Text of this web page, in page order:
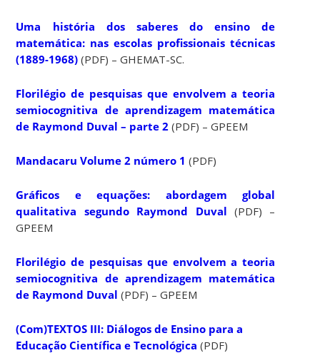
Uma história dos saberes do ensino de
matemática: nas escolas profissionais técnicas
(1889-1968) (PDF) – GHEMAT-SC.
Florilégio de pesquisas que envolvem a teoria
semiocognitiva de aprendizagem matemática
de Raymond Duval – parte 2 (PDF) – GPEEM
Mandacaru Volume 2 número 1 (PDF)
Gráficos e equações: abordagem global
qualitativa segundo Raymond Duval (PDF) –
GPEEM
Florilégio de pesquisas que envolvem a teoria
semiocognitiva de aprendizagem matemática
de Raymond Duval (PDF) – GPEEM
(Com)TEXTOS III: Diálogos de Ensino para a
Educação Científica e Tecnológica (PDF)